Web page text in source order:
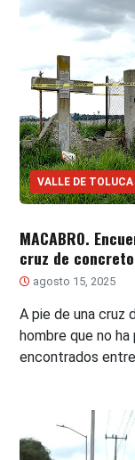
VALLE DE TOLUCA
MACABRO.
cruz de
agosto 15, 2025
A pie de una cruz
hombre que no
encontrados